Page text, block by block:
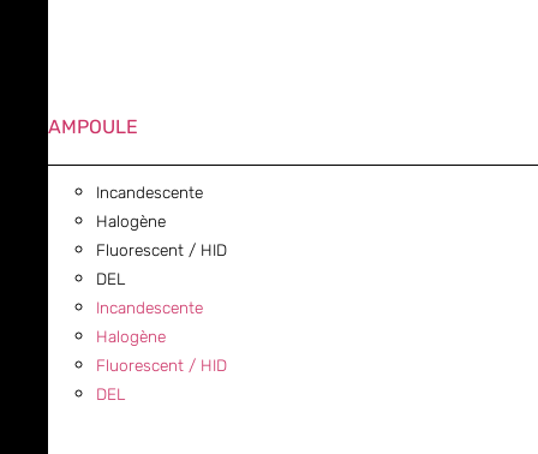
AMPOULE
Incandescente
Halogène
Fluorescent / HID
DEL
Incandescente
Halogène
Fluorescent / HID
DEL